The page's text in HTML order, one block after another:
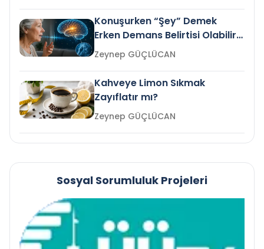
Konuşurken “Şey” Demek
Erken Demans Belirtisi Olabilir
mi?
Zeynep GÜÇLÜCAN
Kahveye Limon Sıkmak
Zayıflatır mı?
Zeynep GÜÇLÜCAN
Sosyal Sorumluluk Projeleri